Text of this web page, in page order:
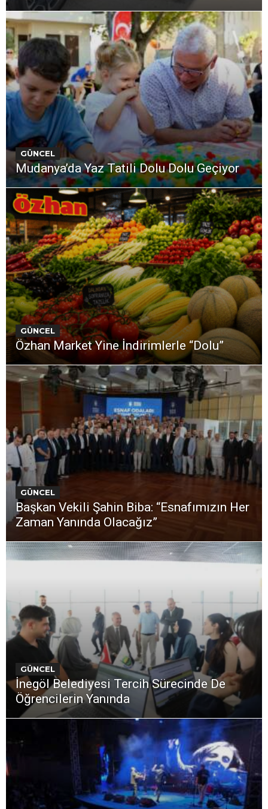
GÜNCEL
Mudanya’da Yaz Tatili Dolu Dolu Geçiyor
GÜNCEL
Özhan Market Yine İndirimlerle “Dolu”
GÜNCEL
Başkan Vekili Şahin Biba: “Esnafımızın Her
Zaman Yanında Olacağız”
GÜNCEL
İnegöl Belediyesi Tercih Sürecinde De
Öğrencilerin Yanında